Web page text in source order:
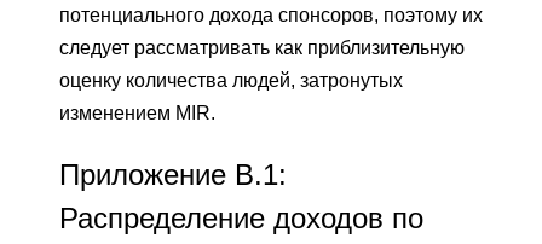
потенциального дохода спонсоров, поэтому их
следует рассматривать как приблизительную
оценку количества людей, затронутых
изменением MIR.
Приложение B.1:
Распределение доходов по